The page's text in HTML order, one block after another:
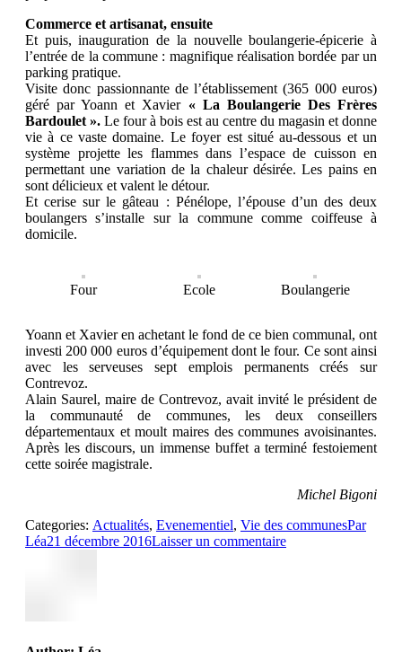
Commerce et artisanat, ensuite
Et puis, inauguration de la nouvelle boulangerie-épicerie à
l’entrée de la commune : magnifique réalisation bordée par un
parking pratique.
Visite donc passionnante de l’établissement (365 000 euros)
géré par Yoann et Xavier « La Boulangerie Des Frères
Bardoulet ». Le four à bois est au centre du magasin et donne
vie à ce vaste domaine. Le foyer est situé au-dessous et un
système projette les flammes dans l’espace de cuisson en
permettant une variation de la chaleur désirée. Les pains en
sont délicieux et valent le détour.
Et cerise sur le gâteau : Pénélope, l’épouse d’un des deux
boulangers s’installe sur la commune comme coiffeuse à
domicile.
Four Ecole Boulangerie
Yoann et Xavier en achetant le fond de ce bien communal, ont
investi 200 000 euros d’équipement dont le four. Ce sont ainsi
avec les serveuses sept emplois permanents créés sur
Contrevoz.
Alain Saurel, maire de Contrevoz, avait invité le président de
la communauté de communes, les deux conseillers
départementaux et moult maires des communes avoisinantes.
Après les discours, un immense buffet a terminé festoiement
cette soirée magistrale.
Michel Bigoni
Categories: Actualités, Evenementiel, Vie des communesPar
Léa21 décembre 2016Laisser un commentaire